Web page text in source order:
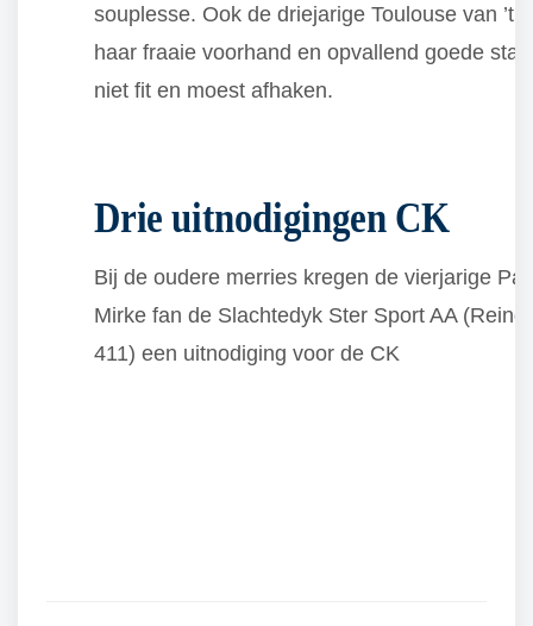
souplesse. Ook de driejarige Toulouse van ’t
haar fraaie voorhand en opvallend goede
niet fit en moest afhaken.
Drie uitnodigingen CK
Bij de oudere merries kregen de vierjarige
Mirke fan de Slachtedyk Ster Sport AA
411) een uitnodiging voor de CK